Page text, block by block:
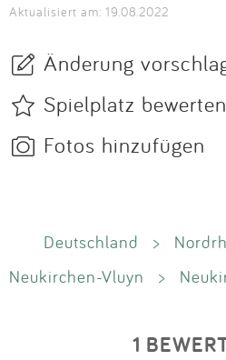
Aktualisiert am: 19.08.2022
Änderung
Spielplatz bewerten
Fotos hinzufügen
Deutschland >
Neukirchen-Vluyn
>
1